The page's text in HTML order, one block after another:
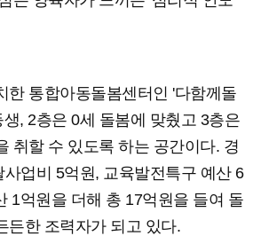
한 통합아동돌봄센터인 '다함께돌
, 2층은 0세 돌봄에 맞췄고 3층은
취할 수 있도록 하는 공간이다. 경
업비 5억원, 교육발전특구 예산 6
1억원을 더해 총 17억원을 들여 돌
든한 조력자가 되고 있다.